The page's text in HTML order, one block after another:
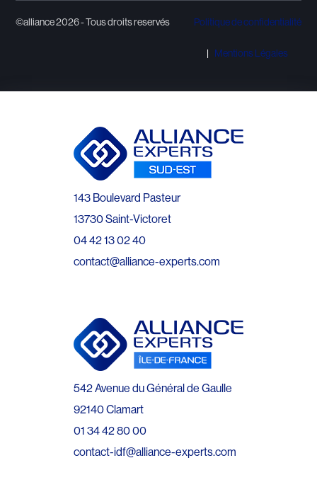
©alliance 2026 - Tous droits reservés Politique de confidentialité
Mentions Légales
143 Boulevard Pasteur
13730 Saint-Victoret
04 42 13 02 40
contact@alliance-experts.com
542 Avenue du Général de Gaulle
92140 Clamart
01 34 42 80 00
contact-idf@alliance-experts.com